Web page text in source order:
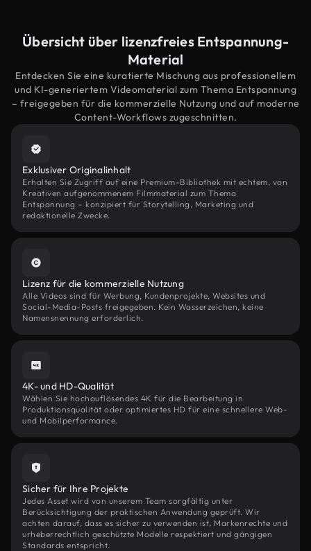
Übersicht über lizenzfreies Entspannung-
Material
Entdecken Sie eine kuratierte Mischung aus professionellem
und KI-generiertem Videomaterial zum Thema Entspannung
– freigegeben für die kommerzielle Nutzung und auf moderne
Content-Workflows zugeschnitten.
Exklusiver Originalinhalt
Erhalten Sie Zugriff auf eine Premium-Bibliothek mit echtem, von
Kreativen aufgenommenem Filmmaterial zum Thema
Entspannung – konzipiert für Storytelling, Marketing und
redaktionelle Zwecke.
Lizenz für die kommerzielle Nutzung
Alle Videos sind für Werbung, Kundenprojekte, Websites und
Social-Media-Posts freigegeben. Kein Wasserzeichen, keine
Namensnennung erforderlich.
4K- und HD-Qualität
Wählen Sie hochauflösendes 4K für die Bearbeitung in
Produktionsqualität oder optimiertes HD für eine schnellere Web-
und Mobilperformance.
Sicher für Ihre Projekte
Jedes Asset wird von unserem Team sorgfältig unter
Berücksichtigung der praktischen Anwendung geprüft. Wir
achten darauf, dass es sicher zu verwenden ist, Markenrechte und
urheberrechtlich geschützte Modelle respektiert und gängigen
Standards entspricht.